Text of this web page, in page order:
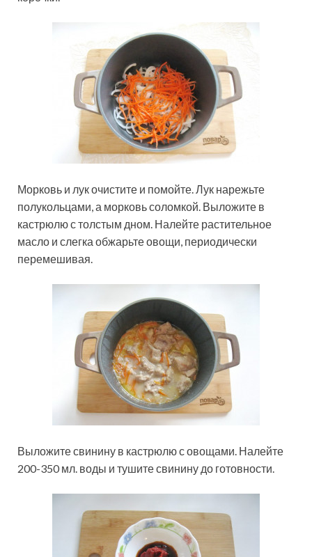
Морковь и лук очистите и помойте. Лук нарежьте
полукольцами, а морковь соломкой. Выложите в
кастрюлю с толстым дном. Налейте растительное
масло и слегка обжарьте овощи, периодически
перемешивая.
Выложите свинину в кастрюлю с овощами. Налейте
200-350 мл. воды и тушите свинину до готовности.